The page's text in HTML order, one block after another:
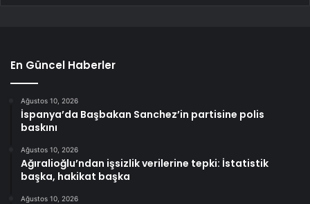
En Güncel Haberler
Ağustos 10, 2026
İspanya’da Başbakan Sanchez’in partisine polis
baskını
Ağustos 10, 2026
Ağıralioğlu’ndan işsizlik verilerine tepki: İstatistik
başka, hakikat başka
Ağustos 10, 2026